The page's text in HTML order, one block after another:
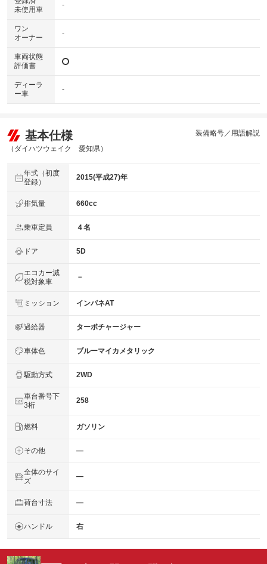
未使用車
-
ワン
オーナー
-
車両状態
評価書
ディーラ
ー車
-
基本仕様
（ダイハツウェイク 愛知県）
装備略号／用語解説
年式（初度
登録）
2015(平成27)年
排気量 660cc
乗車定員 ４名
ドア 5D
エコカー減
税対象車
－
ミッション インパネAT
過給器 ターボチャージャー
車体色 ブルーマイカメタリック
駆動方式 2WD
車台番号下
3桁
258
燃料 ガソリン
その他 ―
全体のサイ
ズ
―
荷台寸法 ―
ハンドル 右